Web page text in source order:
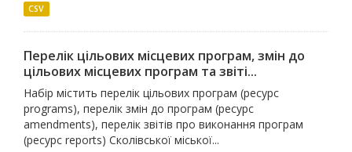
CSV
Перелік цільових місцевих програм, змін до
цільових місцевих програм та звіті...
Набір містить перелік цільових програм (ресурс
programs), перелік змін до програм (ресурс
amendments), перелік звітів про виконання програм
(ресурс reports) Сколівської міської...